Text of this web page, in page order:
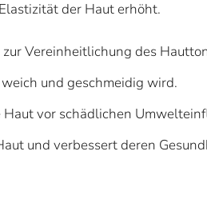
der Haut erhöht.
Vereinheitlichung des
und geschmeidig wird.
vor schädlichen
und verbessert deren